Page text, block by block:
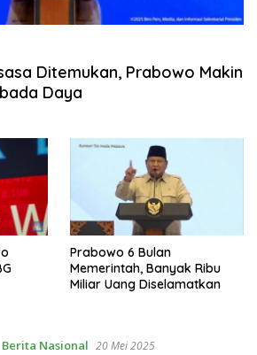
Ditemukan, Prabowo Makin
Daya
Prabowo 6 Bulan
Memerintah, Banyak Ribu
Miliar Uang Diselamatkan
Berita Nasional 20 Mei 2025